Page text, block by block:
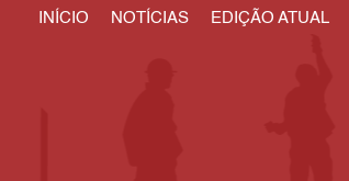
INÍCIO NOTÍCIAS EDIÇÃO ATUAL